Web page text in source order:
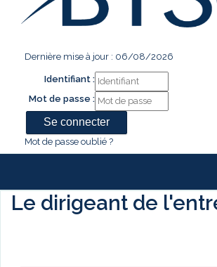
Dernière mise à jour : 06/08/2026
Identifiant :
Mot de passe :
Mot de passe oublié ?
Le dirigeant de